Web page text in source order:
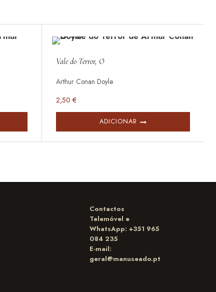
Vale do Terror, O
Arthur Conan Doyle
2,50 €
ADICIONAR
Contactos
Telemóvel e
WhatsApp: +351 965
084 235
E-mail:
geral@manuseado.pt